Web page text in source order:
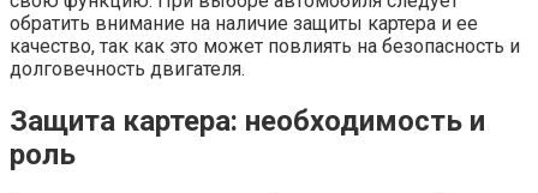
обратить внимание на наличие защиты картера и ее
качество, так как это может повлиять на безопасность и
долговечность двигателя.
Защита картера: необходимость и
роль